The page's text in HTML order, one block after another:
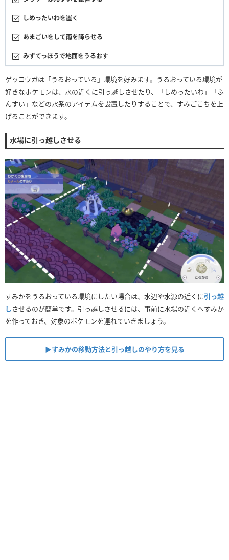
しめったいわを置く
あまごいをして雨を降らせる
みずてっぽうで地面をうるおす
ゲッコウガは「うるおっている」環境を好みます。うるおっている環境が
好きなポケモンは、水の近くに引っ越しさせたり、「しめったいわ」「ふ
んすい」などの水系のアイテムを設置したりすることで、すみごこちを上
げることができます。
水場に引っ越しさせる
すみかをうるおっている環境にしたい場合は、水辺や水源の近くに引っ越
しさせるのが簡単です。引っ越しさせるには、事前に水場の近くへすみか
を作っておき、対象のポケモンを連れていきましょう。
▶︎すみかの移動方法と引っ越しのやり方を見る